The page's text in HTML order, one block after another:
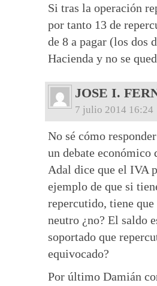
Si tras la operación
por tanto 13 de
de 8 a pagar (los dos
Hacienda y no se
JOSE I.
7 julio 2014 16:24
No sé cómo
un debate
Adal dice que el IVA
ejemplo de que si
repercutido, tiene
neutro ¿no? El saldo
soportado que
equivocado?
Por último Damián